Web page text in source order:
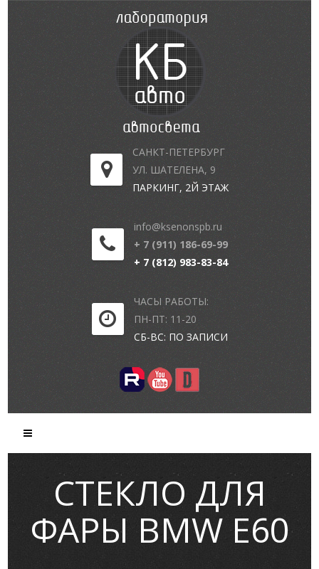
САНКТ-ПЕТЕРБУРГ
УЛ. ШАТЕЛЕНА, 9
ПАРКИНГ, 2Й ЭТАЖ
info@ksenonspb.ru
+ 7 (911) 186-69-99
+ 7 (812) 983-83-84
ЧАСЫ РАБОТЫ:
ПН-ПТ: 11-20
СБ-ВС: ПО ЗАПИСИ
СТЕКЛО ДЛЯ
ФАРЫ BMW E60